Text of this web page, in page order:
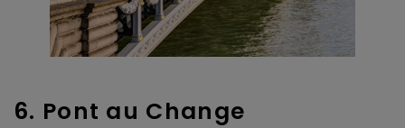
6. Pont au Change